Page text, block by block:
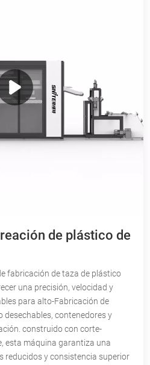
de plástico de
fabricación de taza de plástico
una precisión, velocidad y
para alto-Fabricación de
desechables, contenedores y
construido con corte-
esta máquina garantiza una
reducidos y consistencia superior